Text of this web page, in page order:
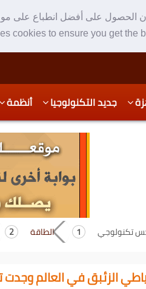
الحصول على أفضل انطباع على
cookies to ensure you get the
جديد التكنولوجيا أنظمة
تكنولوجي الطاقة
الزئبق في العالم